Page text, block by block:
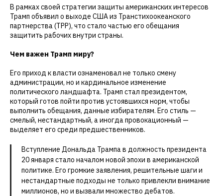
В рамках своей стратегии защиты американских интересов
Трамп объявил о выходе США из Транстихоокеанского
партнерства (TPP), что стало частью его обещания
защитить рабочих внутри страны.
Чем важен Трамп миру?
Его приход к власти ознаменовал не только смену
администрации, но и кардинальное изменение
политического ландшафта. Трамп стал президентом,
который готов пойти против устоявшихся норм, чтобы
выполнить обещания, данные избирателям. Его стиль —
смелый, нестандартный, а иногда провокационный —
выделяет его среди предшественников.
Вступление Дональда Трампа в должность президента
20 января стало началом новой эпохи в американской
политике. Его громкие заявления, решительные шаги и
нестандартные подходы не только привлекли внимание
миллионов, но и вызвали множество дебатов.